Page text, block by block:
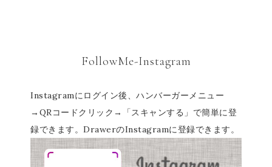
FollowMe-Instagram
Instagramにログイン後、ハンバーガーメニュー
→QRコードクリック→「スキャンする」で簡単に登
録できます。DrawerのInstagramに登録できます。